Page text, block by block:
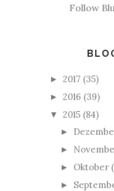
Follow
► 2017 (35)
► 2016 (39)
▼ 2015 (84)
►
►
► Oktober
►